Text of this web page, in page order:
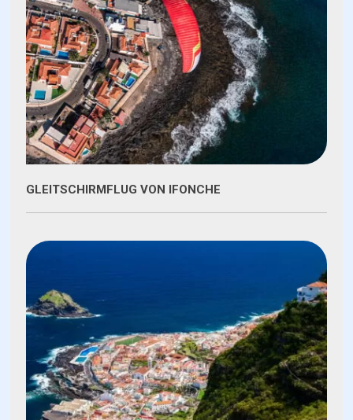
GLEITSCHIRMFLUG VON IFONCHE